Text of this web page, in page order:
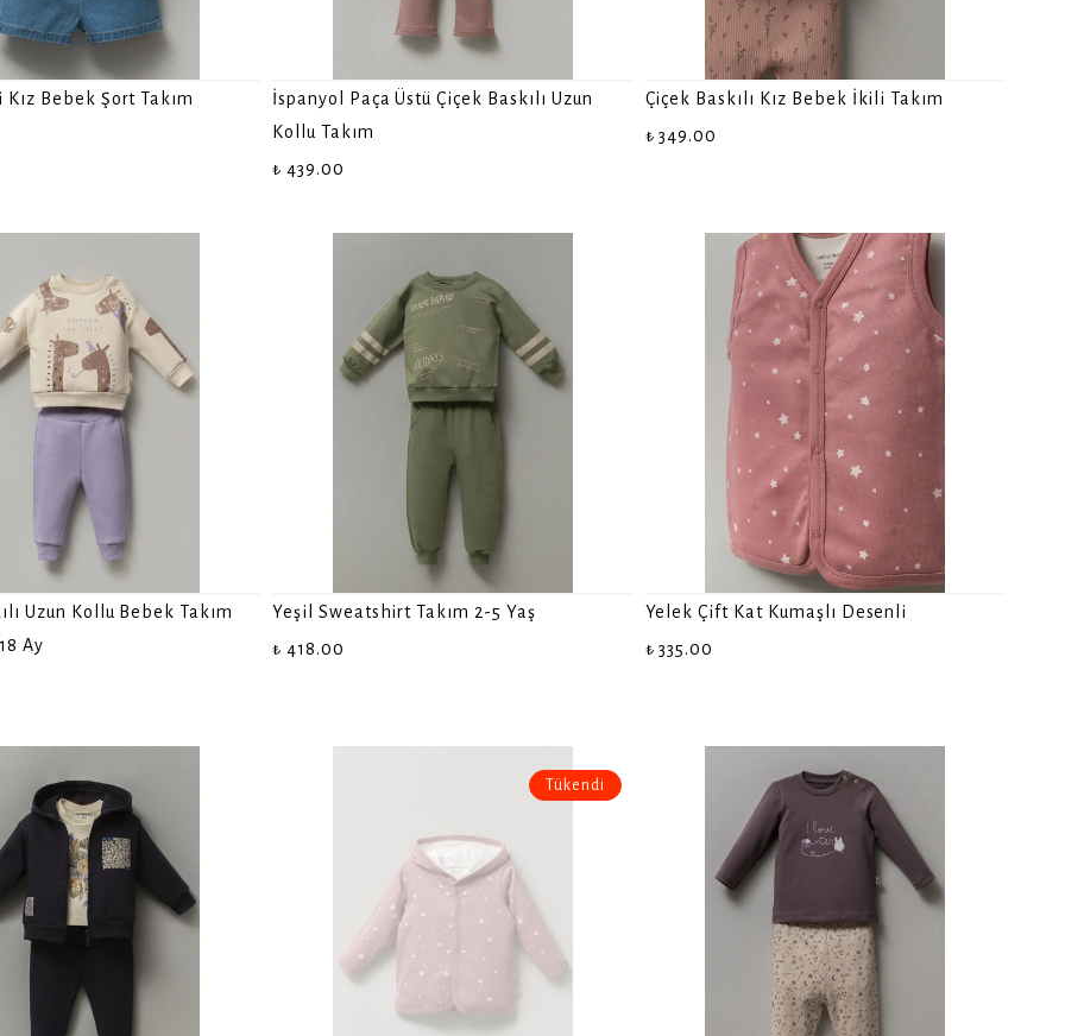
Bebek Şort Takım
İspanyol Paça Üstü Çiçek Baskılı Uzun
Kollu Takım
₺ 439.00
Çiçek Baskılı Kız Bebek İkili Takım
₺ 349.00
Uzun Kollu Bebek Takım
Ay
Yeşil Sweatshirt Takım 2-5 Yaş
₺ 418.00
Yelek Çift Kat Kumaşlı Desenli
₺ 335.00
Tükendi